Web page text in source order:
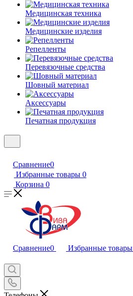
Медицинская техника
Медицинские изделия
Репелленты
Перевязочные средства
Шовный материал
Аксессуары
Печатная продукция
Сравнение0
Избранные товары 0
Корзина 0
Сравнение0 Избранные товары